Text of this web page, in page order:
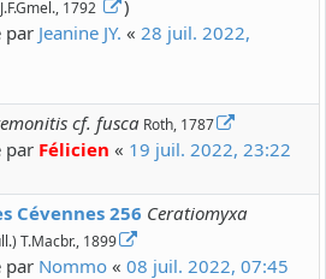
1792
)
par Jeanine JY. « 28 juil. 2022,
cf. fusca Roth, 1787
par Félicien « 19 juil. 2022, 23:22
Cévennes 256 Ceratiomyxa
T.Macbr., 1899
par Nommo « 08 juil. 2022, 07:45